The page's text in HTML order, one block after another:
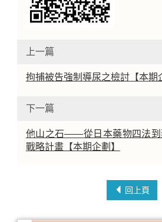
上一篇
拘捕被告強制導尿之檢討【本期
下一篇
他山之石——從日本藥物四法到
戰略計畫【本期企劃】
回上頁